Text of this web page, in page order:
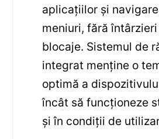
aplicațiilor și
meniuri, fără întârzieri
blocaje. Sistemul de
integrat menține o
optimă a
încât să funcționeze
și în condiții de